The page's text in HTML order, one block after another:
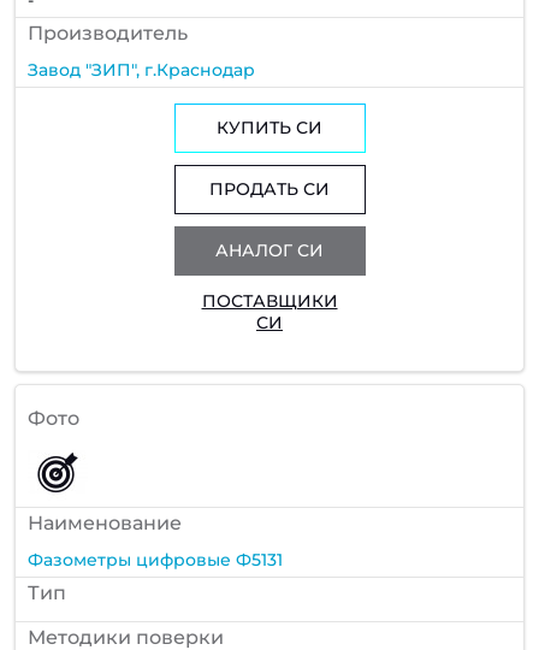
Производитель
Завод "ЗИП", г.Краснодар
КУПИТЬ СИ
ПРОДАТЬ СИ
АНАЛОГ СИ
ПОСТАВЩИКИ
СИ
Фото
Наименование
Фазометры цифровые Ф5131
Тип
Методики поверки